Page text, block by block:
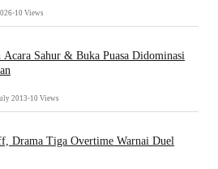
•10 Views
Acara Sahur & Buka Puasa Didominasi
2013 •10 Views
Drama Tiga Overtime Warnai Duel